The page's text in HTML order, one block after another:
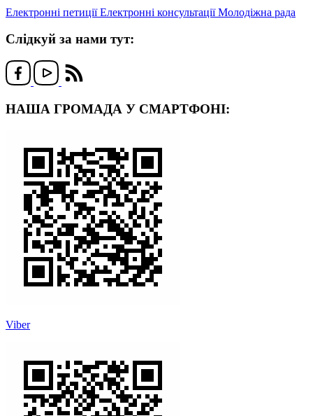
Електронні петиціїЕлектронні консультаціїМолодіжна рада
Слідкуй за нами тут:
НАША ГРОМАДА У СМАРТФОНІ:
Viber